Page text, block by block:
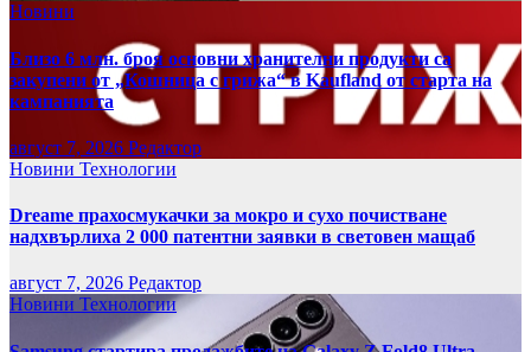
Новини
Близо 6 млн. броя основни хранителни продукти са
закупени от „Кошница с грижа“ в Kaufland от старта на
кампанията
август 7, 2026 Редактор
Новини Технологии
Dreame прахосмукачки за мокро и сухо почистване
надхвърлиха 2 000 патентни заявки в световен мащаб
август 7, 2026 Редактор
Новини Технологии